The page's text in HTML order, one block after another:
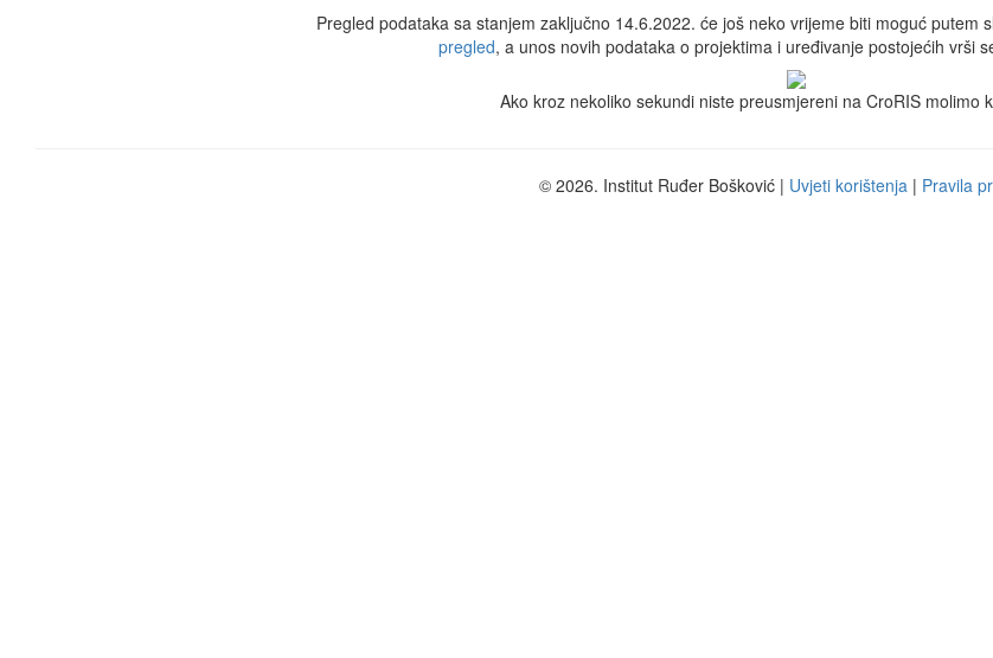
Pregled podataka sa stanjem zaključno 14.6.2022. će još neko vrijeme biti moguć putem
pregled, a unos novih podataka o projektima i uređivanje postojećih vrši
Ako kroz nekoliko sekundi niste preusmjereni na CroRIS molimo
© 2026. Institut Ruđer Bošković | Uvjeti korištenja| Pravila